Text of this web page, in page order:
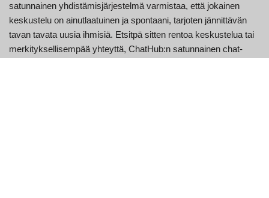
satunnainen yhdistämisjärjestelmä varmistaa, että jokainen
keskustelu on ainutlaatuinen ja spontaani, tarjoten jännittävän
tavan tavata uusia ihmisiä. Etsitpä sitten rentoa keskustelua tai
merkityksellisempää yhteyttä, ChatHub:n satunnainen chat-